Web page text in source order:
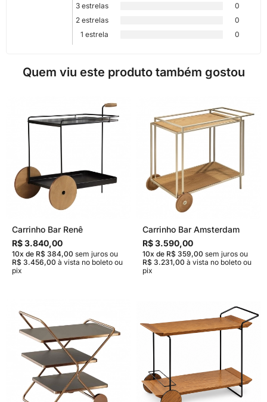
3 estrelas
0
2 estrelas
0
1 estrela
0
Quem viu este produto também gostou
Carrinho Bar Renê
R$ 3.840,00
10x de R$ 384,00 sem juros ou
R$ 3.456,00 à vista no boleto ou
pix
Carrinho Bar Amsterdam
R$ 3.590,00
10x de R$ 359,00 sem juros ou
R$ 3.231,00 à vista no boleto ou
pix